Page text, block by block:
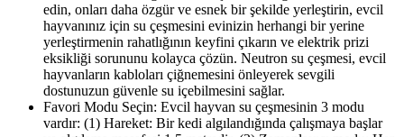
edin, onları daha özgür ve esnek bir şekilde yerleştirin, evcil
hayvanınız için su çeşmesini evinizin herhangi bir yerine
yerleştirmenin rahatlığının keyfini çıkarın ve elektrik prizi
eksikliği sorununu kolayca çözün. Neutron su çeşmesi, evcil
hayvanların kabloları çiğnemesini önleyerek sevgili
dostunuzun güvenle su içebilmesini sağlar.
Favori Modu Seçin: Evcil hayvan su çeşmesinin 3 modu
vardır: (1) Hareket: Bir kedi algılandığında çalışmaya başlar